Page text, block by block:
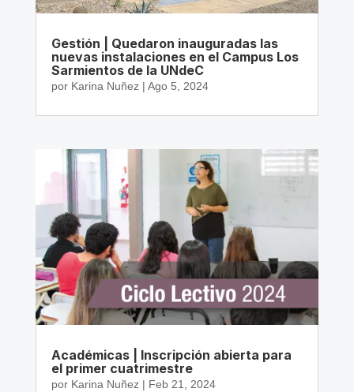
Gestión | Quedaron inauguradas las
nuevas instalaciones en el Campus Los
Sarmientos de la UNdeC
por Karina Nuñez| Ago 5, 2024
Académicas | Inscripción abierta para
el primer cuatrimestre
por Karina Nuñez| Feb 21, 2024